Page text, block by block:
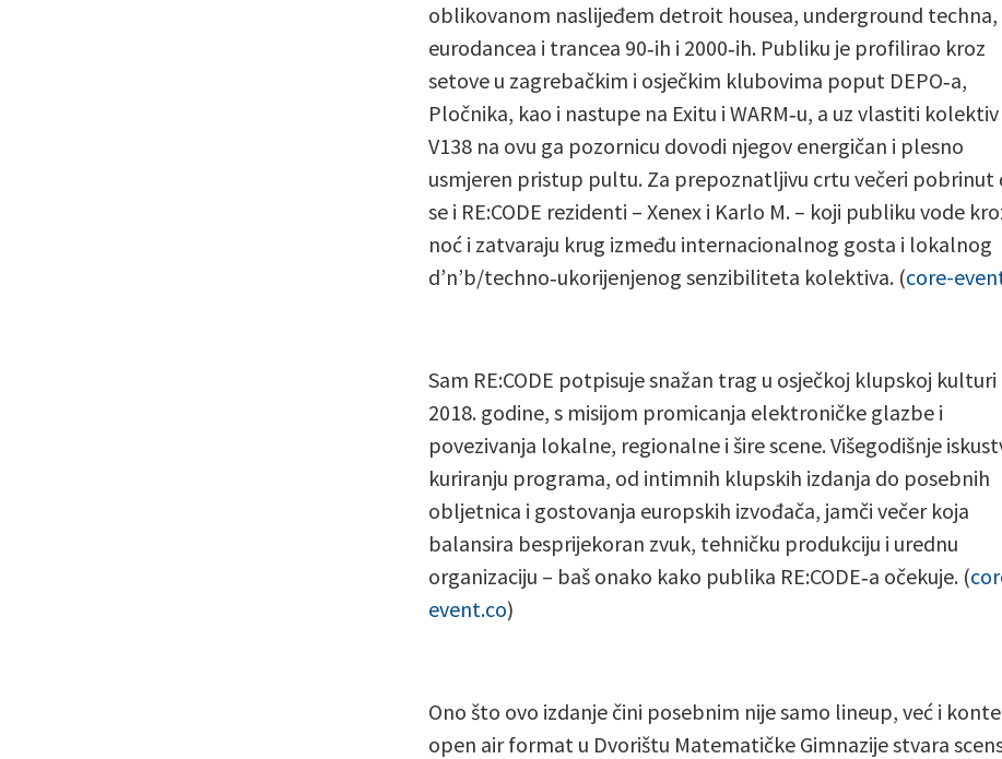
oblikovanom naslijeđem detroit housea, underground techna,
eurodancea i trancea 90‑ih i 2000‑ih. Publiku je profilirao kroz
setove u zagrebačkim i osječkim klubovima poput DEPO‑a,
Pločnika, kao i nastupe na Exitu i WARM‑u, a uz vlastiti kolektiv
V138 na ovu ga pozornicu dovodi njegov energičan i plesno
usmjeren pristup pultu. Za prepoznatljivu crtu večeri pobrinut
se i RE:CODE rezidenti – Xenex i Karlo M. – koji publiku vode
noć i zatvaraju krug između internacionalnog gosta i lokalnog
d’n’b/techno‑ukorijenjenog senzibiliteta kolektiva. (core-
Sam RE:CODE potpisuje snažan trag u osječkoj klupskoj kulturi
2018. godine, s misijom promicanja elektroničke glazbe i
povezivanja lokalne, regionalne i šire scene. Višegodišnje
kuriranju programa, od intimnih klupskih izdanja do posebnih
obljetnica i gostovanja europskih izvođača, jamči večer koja
balansira besprijekoran zvuk, tehničku produkciju i urednu
organizaciju – baš onako kako publika RE:CODE‑a očekuje. (
event.co)
Ono što ovo izdanje čini posebnim nije samo lineup, već i
open air format u Dvorištu Matematičke Gimnazije stvara